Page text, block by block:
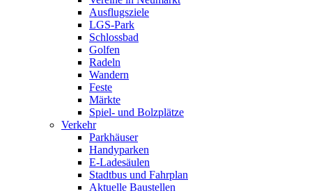
Ausflugsziele
LGS-Park
Schlossbad
Golfen
Radeln
Wandern
Feste
Märkte
Spiel- und Bolzplätze
Verkehr
Parkhäuser
Handyparken
E-Ladesäulen
Stadtbus und Fahrplan
Aktuelle Baustellen